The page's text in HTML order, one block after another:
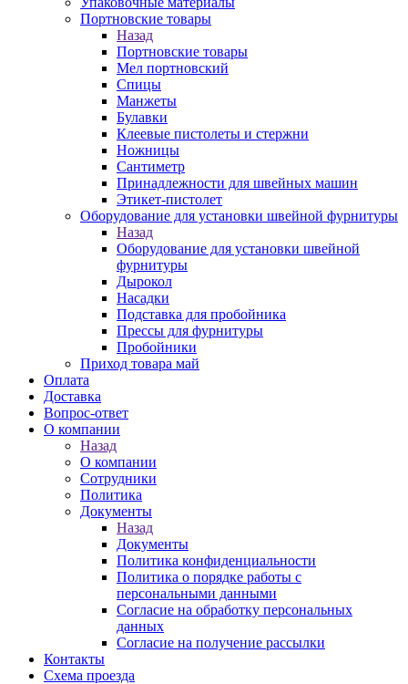
Портновские товары
Назад
Портновские товары
Мел портновский
Спицы
Манжеты
Булавки
Клеевые пистолеты и стержни
Ножницы
Сантиметр
Принадлежности для швейных машин
Этикет-пистолет
Оборудование для установки швейной фурнитуры
Назад
Оборудование для установки швейной
фурнитуры
Дырокол
Насадки
Подставка для пробойника
Прессы для фурнитуры
Пробойники
Приход товара май
Оплата
Доставка
Вопрос-ответ
О компании
Назад
О компании
Сотрудники
Политика
Документы
Назад
Документы
Политика конфиденциальности
Политика о порядке работы с
персональными данными
Согласие на обработку персональных
данных
Согласие на получение рассылки
Контакты
Схема проезда